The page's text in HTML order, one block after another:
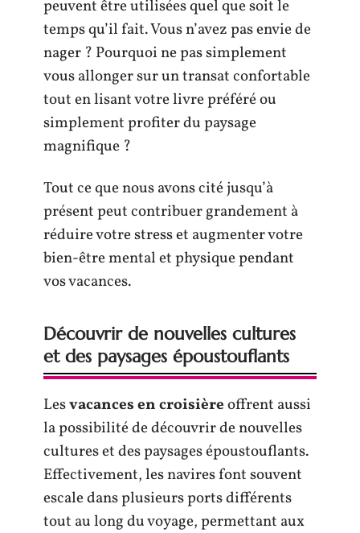
peuvent être utilisées quel que soit le
temps qu’il fait. Vous n’avez pas envie de
nager ? Pourquoi ne pas simplement
vous allonger sur un transat confortable
tout en lisant votre livre préféré ou
simplement profiter du paysage
magnifique ?
Tout ce que nous avons cité jusqu’à
présent peut contribuer grandement à
réduire votre stress et augmenter votre
bien-être mental et physique pendant
vos vacances.
Découvrir de nouvelles cultures
et des paysages époustouflants
Lesvacances en croisièreoffrent aussi
la possibilité de découvrir de nouvelles
cultures et des paysages époustouflants.
Effectivement, les navires font souvent
escale dans plusieurs ports différents
tout au long du voyage, permettant aux